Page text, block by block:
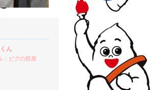
ん
｜ ピグの部屋